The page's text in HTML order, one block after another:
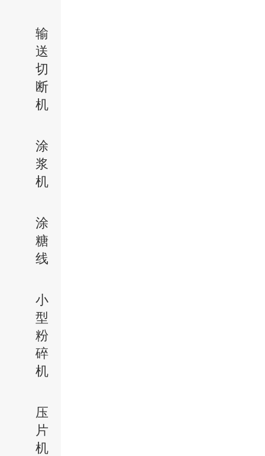
输
送
切
断
机
涂
浆
机
涂
糖
线
小
型
粉
碎
机
压
片
机